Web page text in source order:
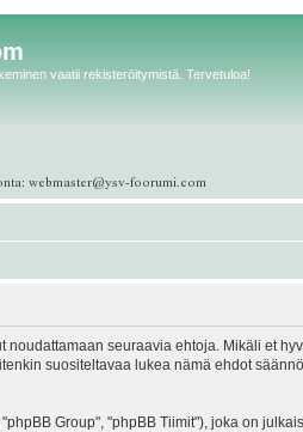
vaatii rekisteröitymistä. Tervetuloa!
seuraavia ehtoja. Mikäli et
suositeltavaa lukea nämä ehdot
Group", "phpBB Tiimit"), joka on